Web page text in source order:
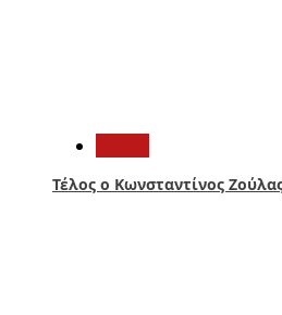
Τέλος ο Κωνσταντίνος